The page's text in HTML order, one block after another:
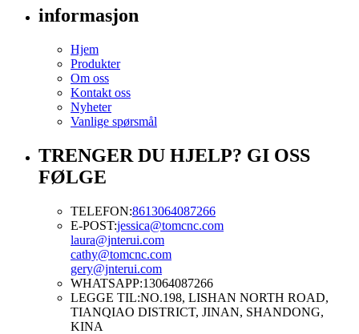
informasjon
Hjem
Produkter
Om oss
Kontakt oss
Nyheter
Vanlige spørsmål
TRENGER DU HJELP? GI OSS
FØLGE
TELEFON:8613064087266
E-POST:jessica@tomcnc.com
laura@jnterui.com
cathy@tomcnc.com
gery@jnterui.com
WHATSAPP:13064087266
LEGGE TIL:NO.198, LISHAN NORTH ROAD,
TIANQIAO DISTRICT, JINAN, SHANDONG,
KINA